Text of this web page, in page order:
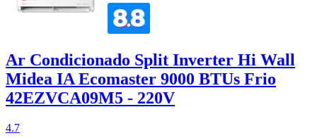
Ar Condicionado Split Inverter Hi Wall
Midea IA Ecomaster 9000 BTUs Frio
42EZVCA09M5 - 220V
4.7